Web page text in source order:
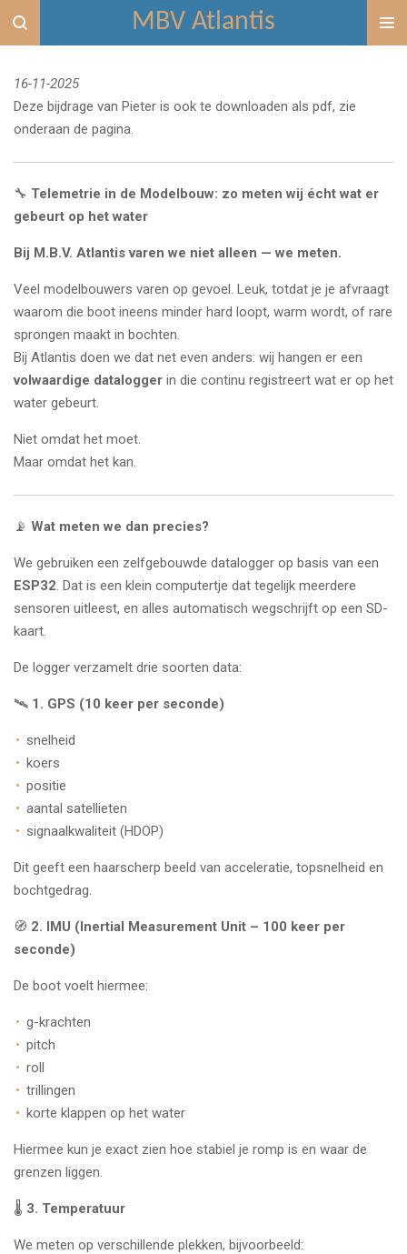
Ga
direct
de
hoofdinhoud
MBV Atlantis
16-11-2025
Deze bijdrage van Pieter is ook te downloaden als pdf, zie
onderaan de pagina.
🔧 Telemetrie in de Modelbouw: zo meten wij écht wat er
gebeurt op het water
Bij M.B.V. Atlantis varen we niet alleen — we meten.
Veel modelbouwers varen op gevoel. Leuk, totdat je je afvraagt
waarom die boot ineens minder hard loopt, warm wordt, of rare
sprongen maakt in bochten.
Bij Atlantis doen we dat net even anders: wij hangen er een
volwaardige datalogger in die continu registreert wat er op het
water gebeurt.
Niet omdat het moet.
Maar omdat het kan.
📡 Wat meten we dan precies?
We gebruiken een zelfgebouwde datalogger op basis van een
ESP32. Dat is een klein computertje dat tegelijk meerdere
sensoren uitleest, en alles automatisch wegschrijft op een SD-
kaart.
De logger verzamelt drie soorten data:
🛰️ 1. GPS (10 keer per seconde)
snelheid
koers
positie
aantal satellieten
signaalkwaliteit (HDOP)
Dit geeft een haarscherp beeld van acceleratie, topsnelheid en
bochtgedrag.
🧭 2. IMU (Inertial Measurement Unit – 100 keer per
seconde)
De boot voelt hiermee:
g-krachten
pitch
roll
trillingen
korte klappen op het water
Hiermee kun je exact zien hoe stabiel je romp is en waar de
grenzen liggen.
🌡️ 3. Temperatuur
We meten op verschillende plekken, bijvoorbeeld: